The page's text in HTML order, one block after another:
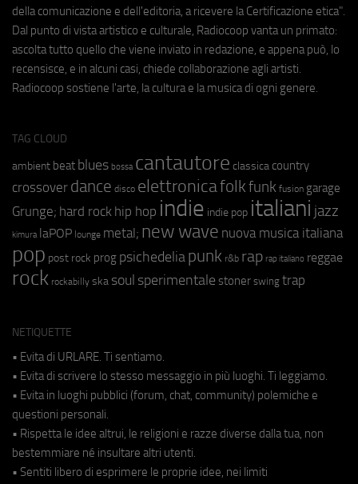
della comunicazione e dell'editoria, a ricevere la Certificazione etica".
Dal punto di vista artistico e culturale, Radiocoop vanta un primato:
ascolta tutto quello che viene inviato in redazione, e appena può, lo
recensisce, e in alcuni casi, chiede collaborazione agli artisti.
Radiocoop sostiene l'arte, la cultura e la musica di ogni genere.
TAG CLOUD
ambient beat blues bossa cantautore classica country
crossover dance disco elettronicafolkfunk fusion garage
Grunge; hard rock hip hop indie indie pop italiani jazz
kimura laPOP lounge metal; new wave nuova musica italiana
pop post rock prog psichedeliapunk r&b rap rap italiano reggae
rock rockabilly ska soul sperimentale stoner swing trap
NETIQUETTE
• Evita di URLARE. Ti sentiamo.
• Evita di scrivere lo stesso messaggio in più luoghi. Ti leggiamo.
• Evita in luoghi pubblici (forum, chat, community) polemiche e
questioni personali.
• Rispetta le idee altrui, le religioni e razze diverse dalla tua, non
bestemmiare né insultare altri utenti.
• Sentiti libero di esprimere le proprie idee, nei limiti